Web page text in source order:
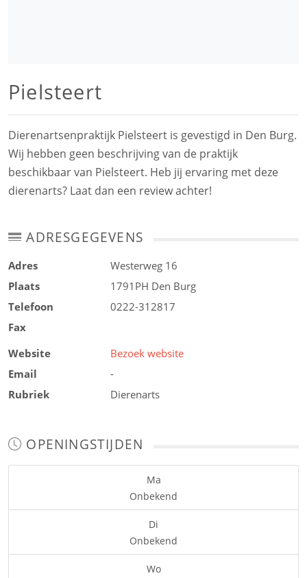
Pielsteert
Dierenartsenpraktijk Pielsteert is gevestigd in Den Burg.
Wij hebben geen beschrijving van de praktijk
beschikbaar van Pielsteert. Heb jij ervaring met deze
dierenarts? Laat dan een review achter!
ADRESGEGEVENS
Adres
Westerweg 16
Plaats
1791PH Den Burg
Telefoon
0222-312817
Fax
Website
Bezoek website
Email
-
Rubriek
Dierenarts
OPENINGSTIJDEN
Ma
Onbekend
Di
Onbekend
Wo